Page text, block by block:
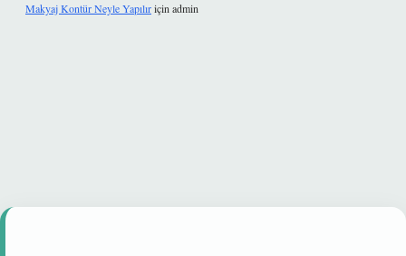
Makyaj Kontür Neyle Yapılıriçin admin
güvenilir mi